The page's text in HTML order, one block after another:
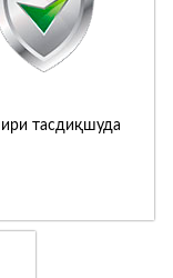
тасдиқшуда